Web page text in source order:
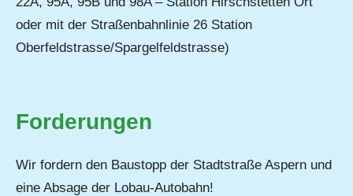
oder mit der Straßenbahnlinie 26 Station
Oberfeldstrasse/Spargelfeldstrasse)
Forderungen
Wir fordern den Baustopp der Stadtstraße Aspern und
eine Absage der Lobau-Autobahn!